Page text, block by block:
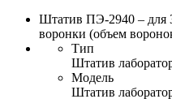
Штатив ПЭ-2940 – для
воронки (объем
Тип
Штатив
Модель
Штатив